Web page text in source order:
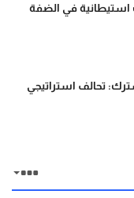
في الضفة
تحالف استراتيجي